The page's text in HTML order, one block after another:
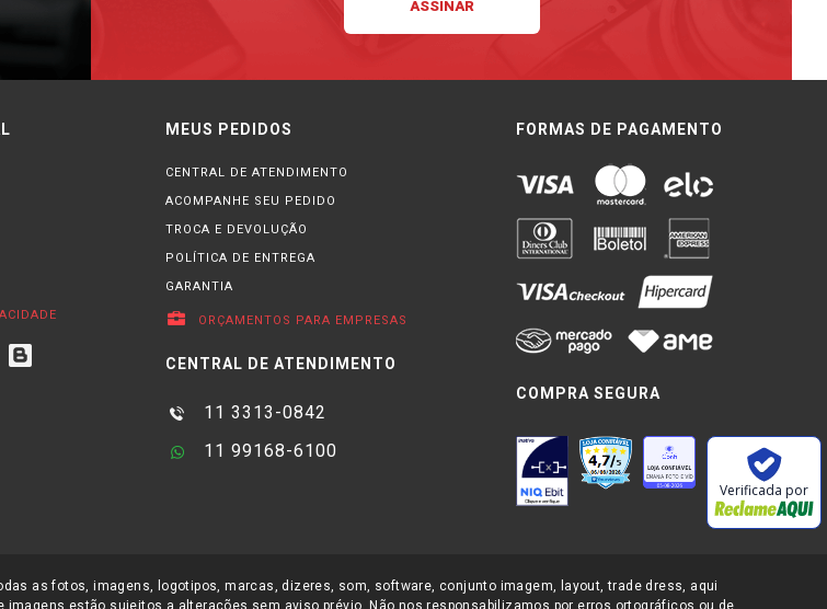
MEUS PEDIDOS
CENTRAL DE ATENDIMENTO
ACOMPANHE SEU PEDIDO
TROCA E DEVOLUÇÃO
POLÍTICA DE ENTREGA
GARANTIA
ORÇAMENTOS PARA EMPRESAS
CENTRAL DE ATENDIMENTO
11 3313-0842
11 99168-6100
FORMAS DE PAGAMENTO
COMPRA SEGURA
Verificada por
as fotos, imagens, logotipos, marcas, dizeres, som, software, conjunto imagem, layout, trade dress, aqui
estão sujeitos a alterações sem aviso prévio. Não nos responsabilizamos por erros ortográficos ou de